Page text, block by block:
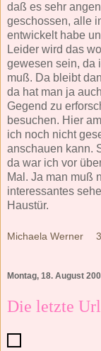
daß es sehr
geschossen, alle
entwickelt habe
Leider wird das
gewesen sein, da
muß. Da bleibt
da hat man ja
Gegend zu
besuchen. Hier
ich noch nicht
anschauen kann.
da war ich vor
Mal. Ja man muß
interessantes
Haustür.
Michaela Werner
Montag, 18. August
Die letzte